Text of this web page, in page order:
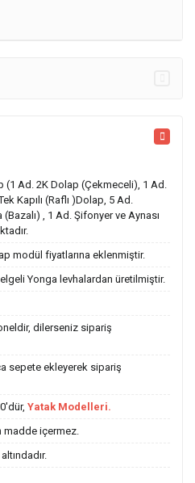
(1 Ad. 2K Dolap (Çekmeceli), 1 Ad.
Kapılı (Raflı )Dolap, 5 Ad.
, 1 Ad. Şifonyer ve Aynası
modül fiyatlarına eklenmiştir.
Yonga levhalardan üretilmiştir.
dilerseniz sipariş
sepete ekleyerek sipariş
Yatak Modelleri.
madde içermez.